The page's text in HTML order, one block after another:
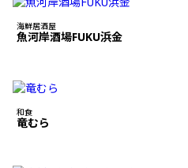
海鮮居酒屋
魚河岸酒場FUKU浜金
和食
竜むら